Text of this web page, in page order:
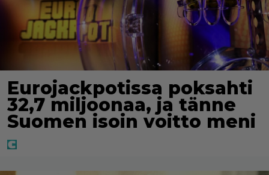
Eurojackpotissa poksahti
32,7 miljoonaa, ja tänne
Suomen isoin voitto meni